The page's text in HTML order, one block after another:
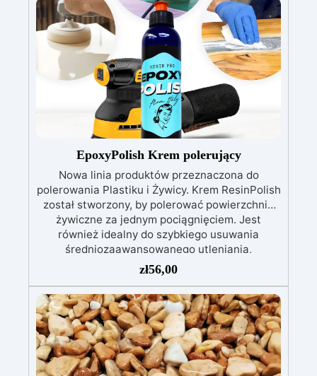
personalizowane wykończenie: Dostępna w
kolorystyce RAL lub NCS, z wykończeniem w
połysku. Kryjąca już przy jednej warstwie.
Uniwersalna: Doskonała do podłóg, parkingów,
magazynów oraz do powłok na odpowiednio
przygotowanej stali.
Zgodność i
bezpieczeństwo: Zgodna z Rozporządzeniem
UE nr 305/2011 – Rozporządzeniem UE nr
574/2014 – Oznakowanie CE zgodnie z normą
EN 1504-2 oraz odpowiednią Deklaracją
Właściwości Użytkowych (DoP).
EpoxyPolish Krem polerujący
Nowa linia produktów przeznaczona do
polerowania Plastiku i Żywicy. Krem ResinPolish
został stworzony, by polerować powierzchnie
żywiczne za jednym pociągnięciem. Jest
również idealny do szybkiego usuwania
średniozaawansowanego utleniania,
delikatnych zadrapań, skaz i innych drobnych
defektów na żywicznej powierzchni. Ten krem
usuwa defekty pozostawione przez środki
ścierne o ziarnistości P1500 lub mniejszej i
pozostawia wspaniałe wykończenie
pozbawione niedoskonałości nawet na
ciemniejszych żelkotach, które mogą sprawiać
więcej trudności.
zł56,00